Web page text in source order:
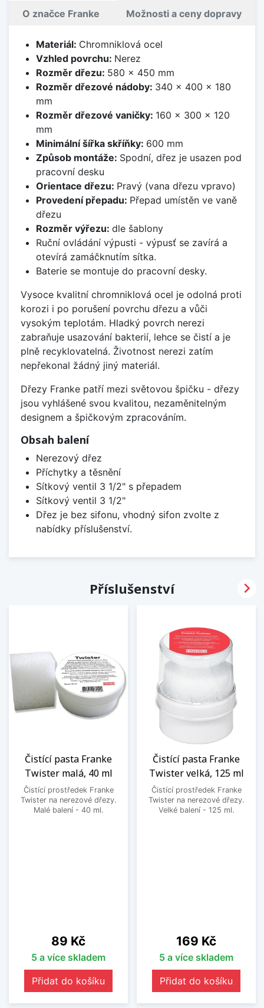
O značce Franke Možnosti a ceny dopravy
Materiál: Chromniklová ocel
Vzhled povrchu: Nerez
Rozměr dřezu: 580 x 450 mm
Rozměr dřezové nádoby: 340 x 400 x 180
mm
Rozměr dřezové vaničky: 160 x 300 x 120
mm
Minimální šířka skříňky: 600 mm
Způsob montáže: Spodní, dřez je usazen pod
pracovní desku
Orientace dřezu: Pravý (vana dřezu vpravo)
Provedení přepadu: Přepad umístěn ve vaně
dřezu
Rozměr výřezu: dle šablony
Ruční ovládání výpusti - výpusť se zavírá a
otevírá zamáčknutím sítka.
Baterie se montuje do pracovní desky.
Vysoce kvalitní chromniklová ocel je odolná proti
korozi i po porušení povrchu dřezu a vůči
vysokým teplotám. Hladký povrch nerezi
zabraňuje usazování bakterií, lehce se čistí a je
plně recyklovatelná. Životnost nerezi zatím
nepřekonal žádný jiný materiál.
Dřezy Franke patří mezi světovou špičku - dřezy
jsou vyhlášené svou kvalitou, nezaměnitelným
designem a špičkovým zpracováním.
Obsah balení
Nerezový dřez
Příchytky a těsnění
Sítkový ventil 3 1/2" s přepadem
Sítkový ventil 3 1/2"
Dřez je bez sifonu, vhodný sifon zvolte z
nabídky příslušenství.
Příslušenství
Čistící pasta Franke
Twister malá, 40 ml
Čistící prostředek Franke
Twister na nerezové dřezy.
Malé balení - 40 ml.
Cena
89 Kč
5 a více skladem
Přidat do košíku
Čistící pasta Franke
Twister velká, 125 ml
Čistící prostředek Franke
Twister na nerezové dřezy.
Velké balení - 125 ml.
Cena
169 Kč
5 a více skladem
Přidat do košíku
